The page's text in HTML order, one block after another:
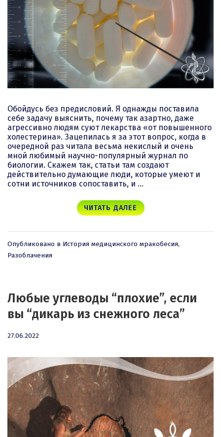
Обойдусь без предисловий. Я однажды поставила
себе задачу выяснить, почему так азартно, даже
агрессивно людям суют лекарства «от повышенного
холестерина». Зацепилась я за этот вопрос, когда в
очередной раз читала весьма некислый и очень
мной любимый научно-популярный журнал по
биологии. Скажем так, статьи там создают
действительно думающие люди, которые умеют и
сотни источников сопоставить, и …
ЧИТАТЬ ДАЛЕЕ
Опубликовано в История медицинского мракобесия,
Разоблачения
Любые углеводы “плохие”, если
вы “дикарь из снежного леса”
27.06.2022